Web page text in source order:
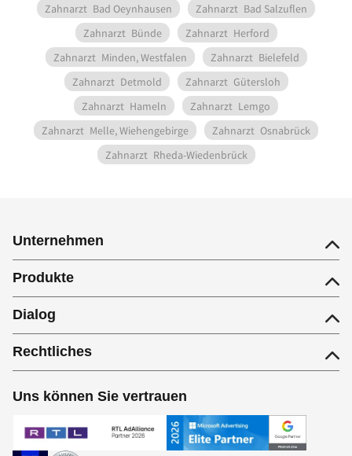
Zahnarzt Bad Oeynhausen Zahnarzt Bad Salzuflen
Zahnarzt Bünde Zahnarzt Herford
Zahnarzt Minden, Westfalen Zahnarzt Bielefeld
Zahnarzt Detmold Zahnarzt Gütersloh
Zahnarzt Hameln Zahnarzt Lemgo
Zahnarzt Melle, Wiehengebirge Zahnarzt Osnabrück
Zahnarzt Rheda-Wiedenbrück
Unternehmen
Produkte
Dialog
Rechtliches
Uns können Sie vertrauen